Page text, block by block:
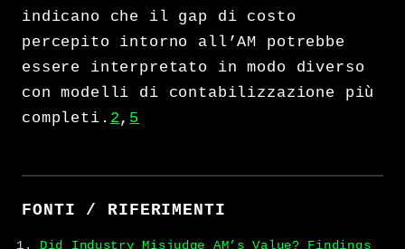
indicano che il gap di costo
percepito intorno all’AM potrebbe
essere interpretato in modo diverso
con modelli di contabilizzazione più
completi. 2 , 5
FONTI / RIFERIMENTI
Did Industry Misjudge AM’s Value? Findings